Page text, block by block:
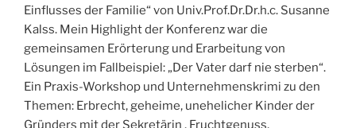
Einflusses der Familie“ von Univ.Prof.Dr.Dr.h.c. Susanne
Kalss. Mein Highlight der Konferenz war die
gemeinsamen Erörterung und Erarbeitung von
Lösungen im Fallbeispiel: „Der Vater darf nie sterben“.
Ein Praxis-Workshop und Unternehmenskrimi zu den
Themen: Erbrecht, geheime, unehelicher Kinder der
Gründers mit der Sekretärin , Fruchtgenuss,